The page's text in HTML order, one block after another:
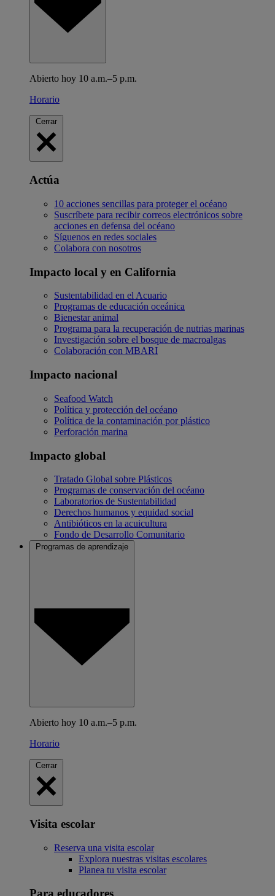
Abierto hoy 10 a.m.–5 p.m.
Horario
Cerrar
Actúa
10 acciones sencillas para proteger el océano
Suscríbete para recibir correos electrónicos sobre
acciones en defensa del océano
Síguenos en redes sociales
Colabora con nosotros
Impacto local y en California
Sustentabilidad en el Acuario
Programas de educación oceánica
Bienestar animal
Programa para la recuperación de nutrias marinas
Investigación sobre el bosque de macroalgas
Colaboración con MBARI
Impacto nacional
Seafood Watch
Política y protección del océano
Política de la contaminación por plástico
Perforación marina
Impacto global
Tratado Global sobre Plásticos
Programas de conservación del océano
Laboratorios de Sustentabilidad
Derechos humanos y equidad social
Antibióticos en la acuicultura
Fondo de Desarrollo Comunitario
Programas de aprendizaje
Abierto hoy 10 a.m.–5 p.m.
Horario
Cerrar
Visita escolar
Reserva una visita escolar
Explora nuestras visitas escolares
Planea tu visita escolar